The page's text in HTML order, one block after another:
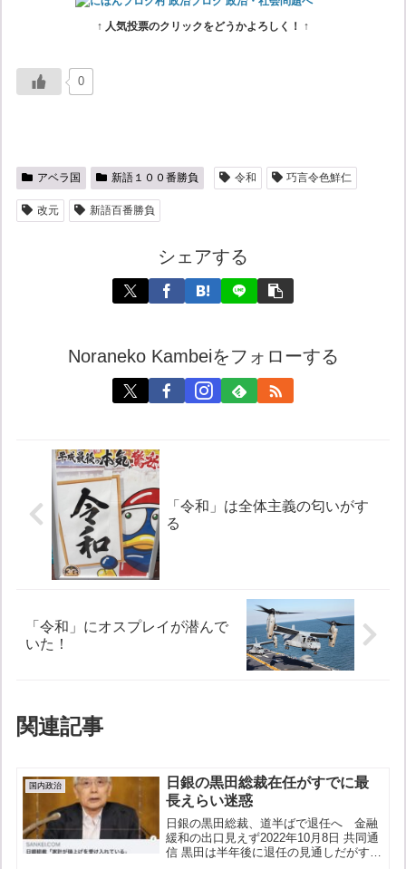
↑ 人気投票のクリックをどうかよろしく！ ↑
0
アベラ国 新語１００番勝負 令和 巧言令色鮮仁
改元 新語百番勝負
シェアする
Noraneko Kambeiをフォローする
「令和」は全体主義の匂いがす
る
「令和」にオスプレイが潜んで
いた！
関連記事
国内政治
日銀の黒田総裁在任がすでに最
長えらい迷惑
日銀の黒田総裁、道半ばで退任へ 金融
緩和の出口見えず2022年10月8日 共同通
信 黒田は半年後に退任の見通しだがすで